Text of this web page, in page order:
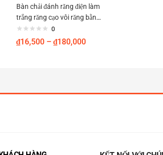
Bàn chải đánh răng điện làm
trắng răng cạo vôi răng bằng
sóng siêu âm sạc USB chống
nước cho trẻ em người lớn
0
₫16,500 – ₫180,000